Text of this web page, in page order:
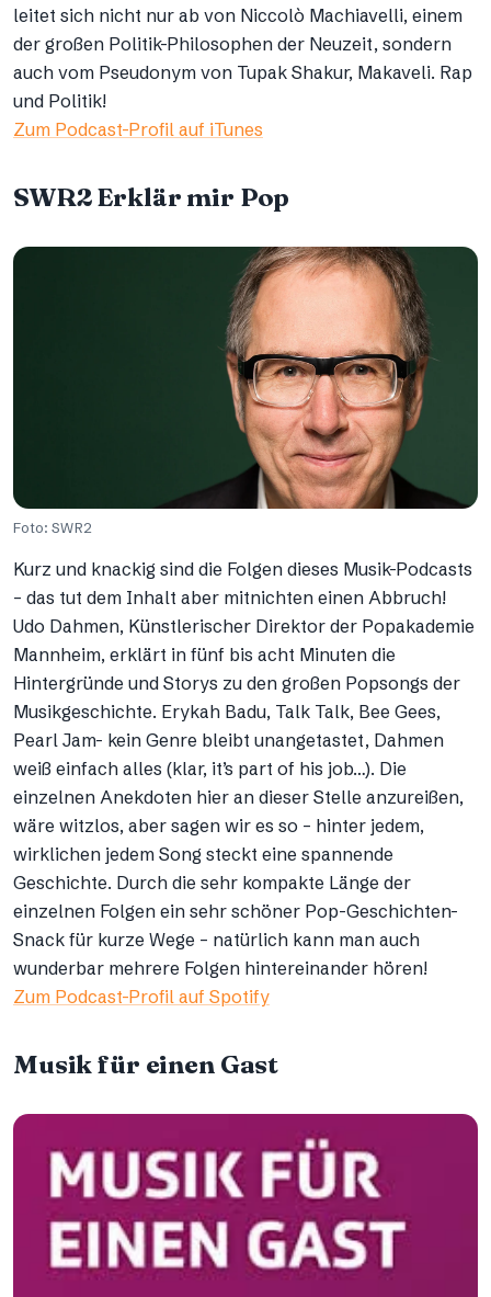
leitet sich nicht nur ab von Niccolò Machiavelli, einem
der großen Politik-Philosophen der Neuzeit, sondern
auch vom Pseudonym von Tupak Shakur, Makaveli. Rap
und Politik!
Zum Podcast-Profil auf iTunes
SWR2 Erklär mir Pop
Foto: SWR2
Kurz und knackig sind die Folgen dieses Musik-Podcasts
– das tut dem Inhalt aber mitnichten einen Abbruch!
Udo Dahmen, Künstlerischer Direktor der Popakademie
Mannheim, erklärt in fünf bis acht Minuten die
Hintergründe und Storys zu den großen Popsongs der
Musikgeschichte. Erykah Badu, Talk Talk, Bee Gees,
Pearl Jam- kein Genre bleibt unangetastet, Dahmen
weiß einfach alles (klar, it’s part of his job…). Die
einzelnen Anekdoten hier an dieser Stelle anzureißen,
wäre witzlos, aber sagen wir es so – hinter jedem,
wirklichen jedem Song steckt eine spannende
Geschichte. Durch die sehr kompakte Länge der
einzelnen Folgen ein sehr schöner Pop-Geschichten-
Snack für kurze Wege – natürlich kann man auch
wunderbar mehrere Folgen hintereinander hören!
Zum Podcast-Profil auf Spotify
Musik für einen Gast